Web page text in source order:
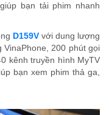
bạn tải phim nhanh
D159V với dung lượng
VinaPhone, 200 phút gọi
kênh truyền hình MyTV
bạn xem phim thả ga,